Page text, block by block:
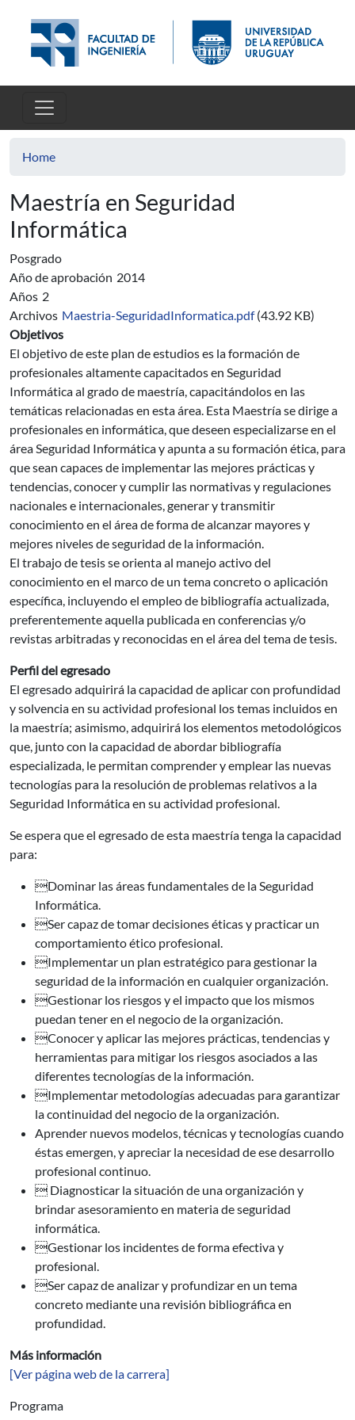
Home
Maestría en Seguridad
Informática
Posgrado
Año de aprobación 2014
Años 2
Archivos Maestria-SeguridadInformatica.pdf (43.92 KB)
Objetivos
El objetivo de este plan de estudios es la formación de
profesionales altamente capacitados en Seguridad
Informática al grado de maestría, capacitándolos en las
temáticas relacionadas en esta área. Esta Maestría se dirige a
profesionales en informática, que deseen especializarse en el
área Seguridad Informática y apunta a su formación ética, para
que sean capaces de implementar las mejores prácticas y
tendencias, conocer y cumplir las normativas y regulaciones
nacionales e internacionales, generar y transmitir
conocimiento en el área de forma de alcanzar mayores y
mejores niveles de seguridad de la información.
El trabajo de tesis se orienta al manejo activo del
conocimiento en el marco de un tema concreto o aplicación
específica, incluyendo el empleo de bibliografía actualizada,
preferentemente aquella publicada en conferencias y/o
revistas arbitradas y reconocidas en el área del tema de tesis.
Perfil del egresado
El egresado adquirirá la capacidad de aplicar con profundidad
y solvencia en su actividad profesional los temas incluidos en
la maestría; asimismo, adquirirá los elementos metodológicos
que, junto con la capacidad de abordar bibliografía
especializada, le permitan comprender y emplear las nuevas
tecnologías para la resolución de problemas relativos a la
Seguridad Informática en su actividad profesional.
Se espera que el egresado de esta maestría tenga la capacidad
para:
Dominar las áreas fundamentales de la Seguridad
Informática.
Ser capaz de tomar decisiones éticas y practicar un
comportamiento ético profesional.
Implementar un plan estratégico para gestionar la
seguridad de la información en cualquier organización.
Gestionar los riesgos y el impacto que los mismos
puedan tener en el negocio de la organización.
Conocer y aplicar las mejores prácticas, tendencias y
herramientas para mitigar los riesgos asociados a las
diferentes tecnologías de la información.
Implementar metodologías adecuadas para garantizar
la continuidad del negocio de la organización.
Aprender nuevos modelos, técnicas y tecnologías cuando
éstas emergen, y apreciar la necesidad de ese desarrollo
profesional continuo.
 Diagnosticar la situación de una organización y
brindar asesoramiento en materia de seguridad
informática.
Gestionar los incidentes de forma efectiva y
profesional.
Ser capaz de analizar y profundizar en un tema
concreto mediante una revisión bibliográfica en
profundidad.
Más información
[Ver página web de la carrera]
Programa